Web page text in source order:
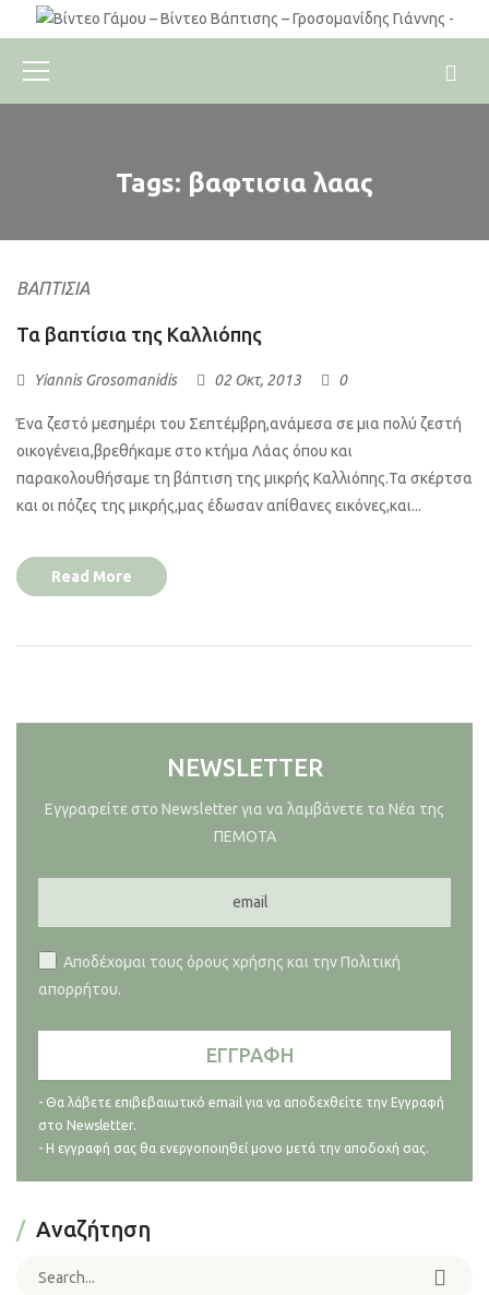
Tags: βαφτισια λαας
ΒΑΠΤΊΣΙΑ
Τα βαπτίσια της Καλλιόπης
Yiannis Grosomanidis 02 Οκτ, 2013 0
Ένα ζεστό μεσημέρι του Σεπτέμβρη,ανάμεσα σε μια πολύ ζεστή
οικογένεια,βρεθήκαμε στο κτήμα Λάας όπου και
παρακολουθήσαμε τη βάπτιση της μικρής Καλλιόπης.Τα σκέρτσα
και οι πόζες της μικρής,μας έδωσαν απίθανες εικόνες,και...
Read More
NEWSLETTER
Εγγραφείτε στο Newsletter για να λαμβάνετε τα Νέα της
ΠΕΜΟΤΑ
Αποδέχομαι τους όρους χρήσης και την Πολιτική
απορρήτου.
- Θα λάβετε επιβεβαιωτικό email για να αποδεχθείτε την Εγγραφή
στο Newsletter.
- Η εγγραφή σας θα ενεργοποιηθεί μονο μετά την αποδοχή σας.
Αναζήτηση
Search for: